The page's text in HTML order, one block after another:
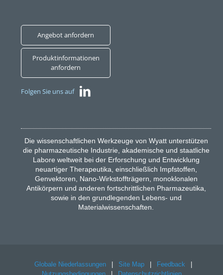
Angebot anfordern
Produktinformationen
anfordern
Folgen Sie uns auf
Die wissenschaftlichen Werkzeuge von Wyatt unterstützen
die pharmazeutische Industrie, akademische und staatliche
Labore weltweit bei der Erforschung und Entwicklung
neuartiger Therapeutika, einschließlich Impfstoffen,
Genvektoren, Nano-Wirkstoffträgern, monoklonalen
Antikörpern und anderen fortschrittlichen Pharmazeutika,
sowie in den grundlegenden Lebens- und
Materialwissenschaften.
Globale Niederlassungen | Site Map | Feedback
|